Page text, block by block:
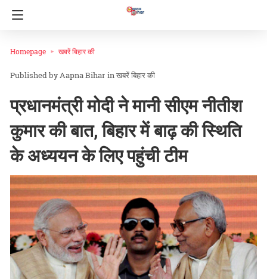
Homepage खबरें बिहार की
Aapna Bihar inखबरें बिहार की
प्रधानमंत्री मोदी ने मानी सीएम नीतीश
कुमार की बात, बिहार में बाढ़ की स्थिति
के अध्ययन के लिए पहुंची टीम